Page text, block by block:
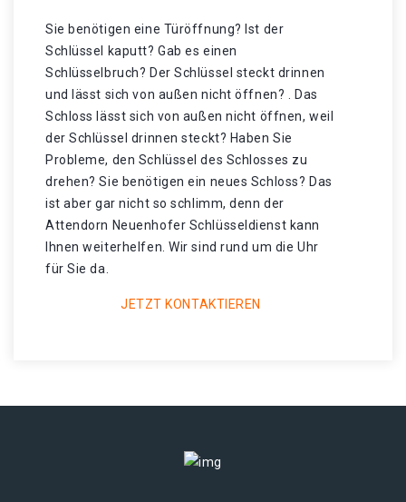
Sie benötigen eine Türöffnung? Ist der
Schlüssel kaputt? Gab es einen
Schlüsselbruch? Der Schlüssel steckt drinnen
und lässt sich von außen nicht öffnen? . Das
Schloss lässt sich von außen nicht öffnen, weil
der Schlüssel drinnen steckt? Haben Sie
Probleme, den Schlüssel des Schlosses zu
drehen? Sie benötigen ein neues Schloss? Das
ist aber gar nicht so schlimm, denn der
Attendorn Neuenhofer Schlüsseldienst kann
Ihnen weiterhelfen. Wir sind rund um die Uhr
für Sie da.
JETZT KONTAKTIEREN